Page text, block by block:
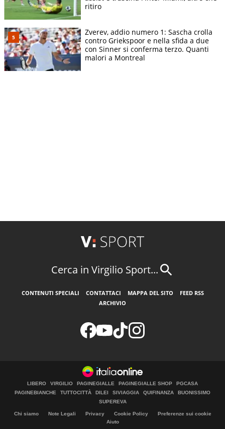
ritiro
Zverev, addio numero 1: Sascha crolla
contro Griekspoor e nella sfida a due
con Sinner si conferma terzo. Quanti
malori a Montreal
Cerca in Virgilio Sport...
CONTENUTI SPECIALI CONTATTACI MAPPA DEL SITO
FEED RSS
ARCHIVIO
LIBERO VIRGILIO PAGINEGIALLE PAGINEGIALLE SHOP
PGCASA
PAGINEBIANCHE
TUTTOCITTÀ DILEI SIVIAGGIA QUIFINANZA
BUONISSIMO
SUPEREVA
Chi siamo Note Legali Privacy Cookie Policy
Preferenze sui cookie
Aiuto